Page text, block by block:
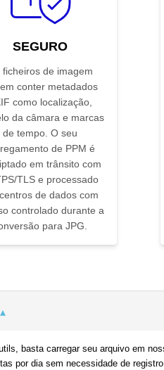
SEGURO
ficheiros de imagem
conter metadados
como localização,
da câmara e marcas
de tempo. O seu
de PPM é
em trânsito com
TLS e processado
de dados com
controlado durante a
para JPG.
basta carregar seu arquivo em
por dia sem necessidade de